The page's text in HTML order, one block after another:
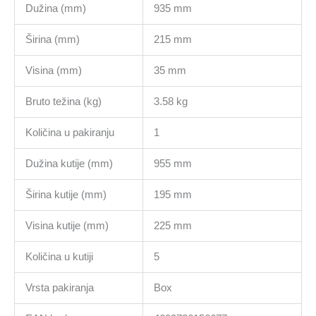
Dužina (mm) 935 mm
Širina (mm) 215 mm
Visina (mm) 35 mm
Bruto težina (kg) 3.58 kg
Količina u pakiranju 1
Dužina kutije (mm) 955 mm
Širina kutije (mm) 195 mm
Visina kutije (mm) 225 mm
Količina u kutiji 5
Vrsta pakiranja Box